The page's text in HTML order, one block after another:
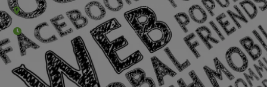
Estrada Governador Chagas Freitas – 3.780 – Colônia Santo
Antônio – Barra Mansa
De terça-feira a domingo, das 9h às 17h